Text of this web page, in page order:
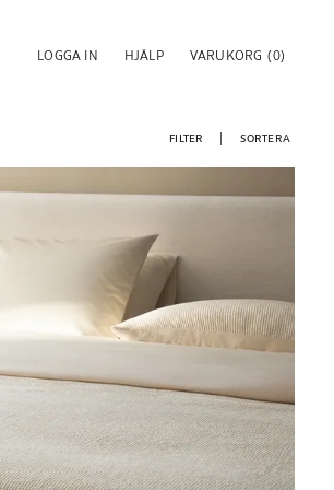
LOGGA IN HJÄLP VARUKORG (0)
FILTER SORTERA